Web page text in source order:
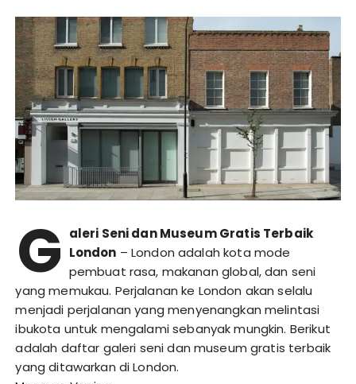
G aleri Seni dan Museum Gratis Terbaik
London – London adalah kota mode
pembuat rasa, makanan global, dan seni
yang memukau. Perjalanan ke London akan selalu
menjadi perjalanan yang menyenangkan melintasi
ibukota untuk mengalami sebanyak mungkin. Berikut
adalah daftar galeri seni dan museum gratis terbaik
yang ditawarkan di London.